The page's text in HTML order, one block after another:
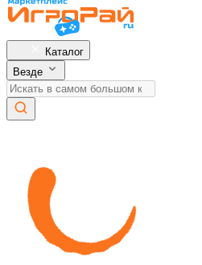
Каталог
Везде